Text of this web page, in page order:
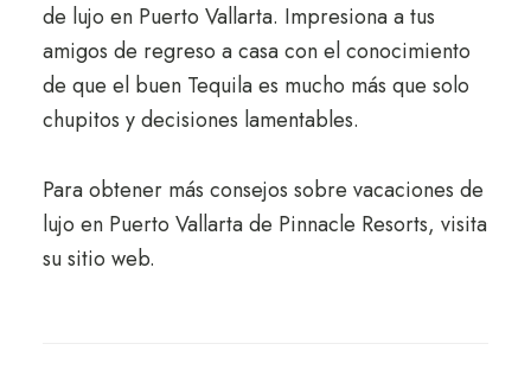
de lujo en Puerto Vallarta. Impresiona a tus
amigos de regreso a casa con el conocimiento
de que el buen Tequila es mucho más que solo
chupitos y decisiones lamentables.
Para obtener más consejos sobre vacaciones de
lujo en Puerto Vallarta de Pinnacle Resorts, visita
su sitio web.